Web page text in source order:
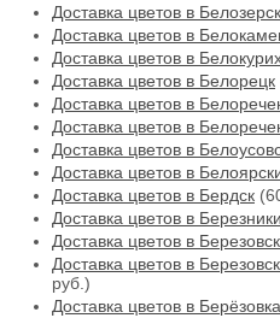
Доставка цветов в
Доставка цветов в
Доставка цветов в
Доставка цветов в Белорецк
Доставка цветов в
Доставка цветов в
Доставка цветов в
Доставка цветов в
Доставка цветов в Бердск
Доставка цветов в Березники
Доставка цветов в
Доставка цветов в
руб.)
Доставка цветов в